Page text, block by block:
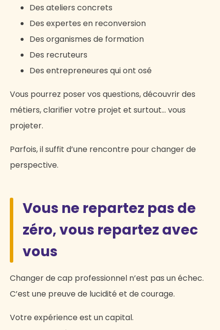
Des ateliers concrets
Des expertes en reconversion
Des organismes de formation
Des recruteurs
Des entrepreneures qui ont osé
Vous pourrez poser vos questions, découvrir des
métiers, clarifier votre projet et surtout… vous
projeter.
Parfois, il suffit d’une rencontre pour changer de
perspective.
Vous ne repartez pas de
zéro, vous repartez avec
vous
Changer de cap professionnel n’est pas un échec.
C’est une preuve de lucidité et de courage.
Votre expérience est un capital.